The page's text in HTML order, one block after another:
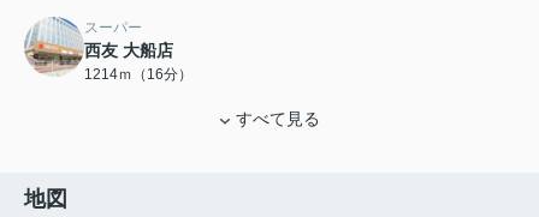
スーパー
西友 大船店
1214ｍ（16分）
すべて見る
地図